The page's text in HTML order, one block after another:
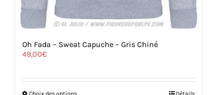
Oh Fada – Sweat Capuche – Gris Chiné
49,00€
Choix des options Détails